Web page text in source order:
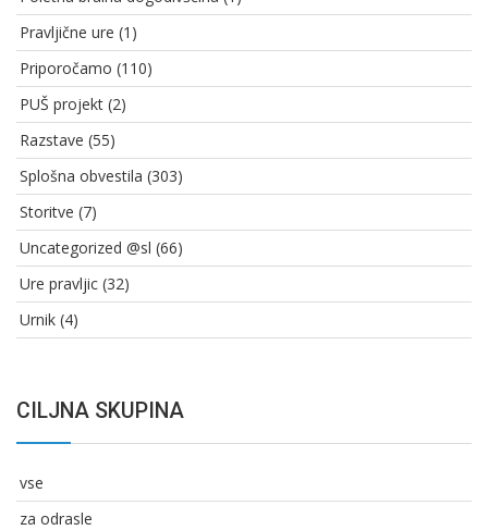
Pravljične ure (1)
Priporočamo (110)
PUŠ projekt (2)
Razstave (55)
Splošna obvestila (303)
Storitve (7)
Uncategorized @sl (66)
Ure pravljic (32)
Urnik (4)
CILJNA SKUPINA
vse
za odrasle